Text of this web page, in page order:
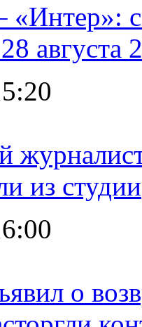
«Интер»:
августа
из студии
о